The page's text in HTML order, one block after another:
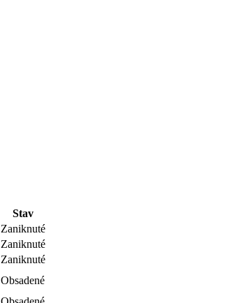
Stav
Zaniknuté
Zaniknuté
Zaniknuté
Obsadené